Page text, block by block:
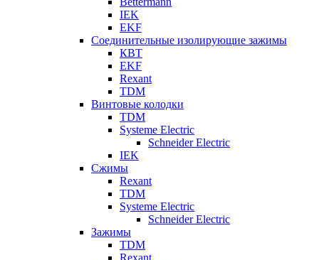
IEK
EKF
Соединительные изолирующие зажимы
КВТ
EKF
Rexant
TDM
Винтовые колодки
TDM
Systeme Electric
Schneider Electric
IEK
Сжимы
Rexant
TDM
Systeme Electric
Schneider Electric
Зажимы
TDM
Rexant